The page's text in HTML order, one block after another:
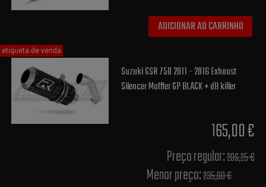
ADICIONAR AO CARRINHO
Suzuki GSR 750 2011 - 2016 Exhaust
Silencer Muffler GP BLACK + dB killer
165,00 €
Preço regular:206,25 €
Menor preço:235,00 €
etiqueta de venda